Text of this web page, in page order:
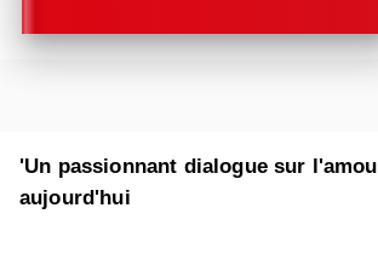
'Un passionnant dialogue sur
aujourd'hui